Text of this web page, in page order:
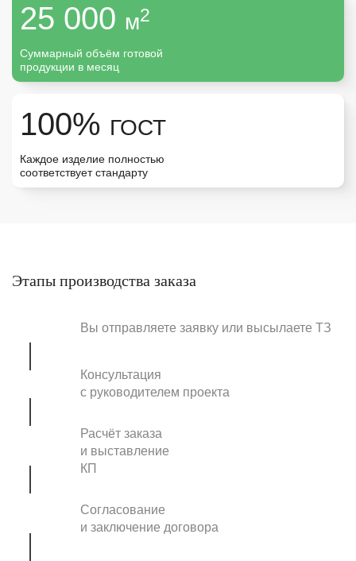
25 000 м2
Суммарный объём готовой
продукции в месяц
100% ГОСТ
Каждое изделие полностью
соответствует стандарту
Этапы производства заказа
Вы отправляете заявку или высылаете ТЗ
Консультация
с руководителем проекта
Расчёт заказа
и выставление
КП
Согласование
и заключение договора